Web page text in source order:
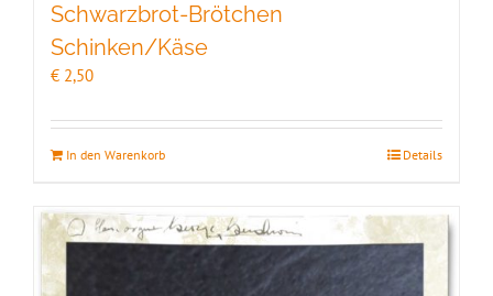
Schwarzbrot-Brötchen
Schinken/Käse
€ 2,50
In den Warenkorb Details